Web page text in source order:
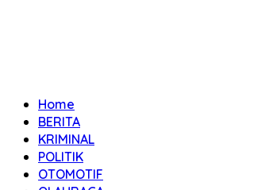
Home
BERITA
KRIMINAL
POLITIK
OTOMOTIF